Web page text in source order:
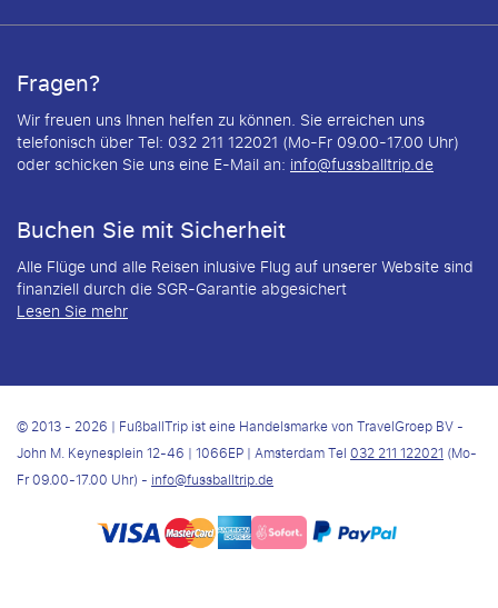
Fragen?
Wir freuen uns Ihnen helfen zu können. Sie erreichen uns
telefonisch über Tel: 032 211 122021 (Mo-Fr 09.00-17.00 Uhr)
oder schicken Sie uns eine E-Mail an: info@fussballtrip.de
Buchen Sie mit Sicherheit
Alle Flüge und alle Reisen inlusive Flug auf unserer Website sind
finanziell durch die SGR-Garantie abgesichert
Lesen Sie mehr
© 2013 - 2026 | FußballTrip ist eine Handelsmarke von TravelGroep BV -
John M. Keynesplein 12-46 | 1066EP | Amsterdam Tel032 211 122021(Mo-
Fr 09.00-17.00 Uhr) -info@fussballtrip.de